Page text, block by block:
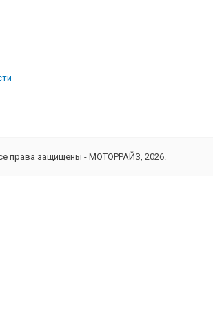
права защищены - МОТОРРАЙЗ, 2026.